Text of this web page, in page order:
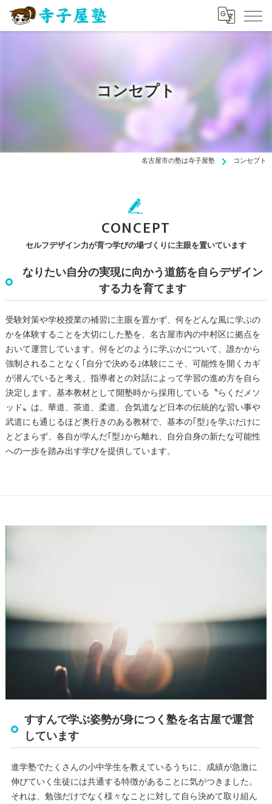
コンセプト
名古屋市の塾は寺子屋塾 コンセプト
セルフデザイン力が育つ学びの場づくりに主眼を置いています
CONCEPT
なりたい自分の実現に向かう道筋を自らデザイン
する力を育てます
受験対策や学校授業の補習に主眼を置かず、何をどんな風に学ぶの
かを体験することを大切にした塾を、名古屋市内の中村区に拠点を
おいて運営しています。何をどのように学ぶかについて、誰かから
強制されることなく｢自分で決める｣体験にこそ、可能性を開くカギ
が潜んでいると考え、指導者との対話によって学習の進め方を自ら
決定します。基本教材として開塾時から採用している〝らくだメソ
ッド〟は、華道、茶道、柔道、合気道など日本の伝統的な習い事や
武道にも通じるほど奥行きのある教材で、基本の｢型｣を学ぶだけに
とどまらず、各自が学んだ｢型｣から離れ、自分自身の新たな可能性
への一歩を踏み出す学びを提供しています。
すすんで学ぶ姿勢が身につく塾を名古屋で運営
しています
進学塾でたくさんの小中学生を教えているうちに、成績が急激に
伸びていく生徒には共通する特徴があることに気がつきました。
それは、勉強だけでなく様々なことに対して自ら決めて取り組ん